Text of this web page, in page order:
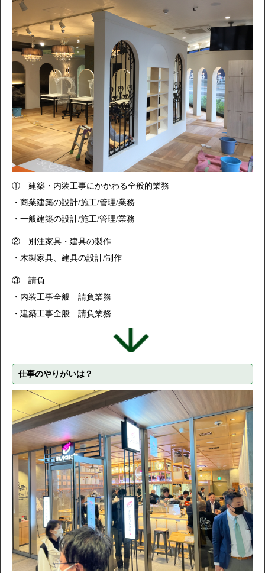
① 建築・内装工事にかかわる全般的業務
・商業建築の設計/施工/管理/業務
・一般建築の設計/施工/管理/業務
② 別注家具・建具の製作
・木製家具、建具の設計/制作
③ 請負
・内装工事全般 請負業務
・建築工事全般 請負業務
仕事のやりがいは？